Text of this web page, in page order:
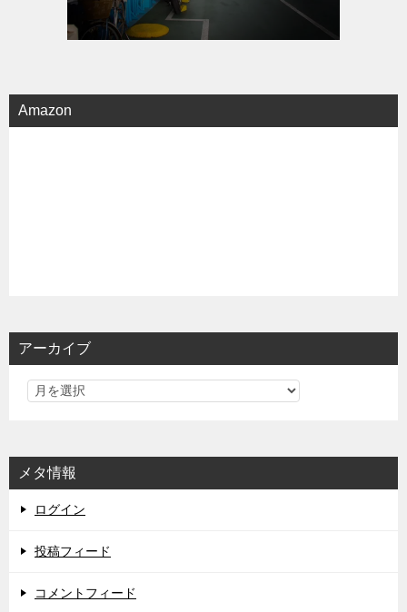
Amazon
アーカイブ
メタ情報
ログイン
投稿フィード
コメントフィード